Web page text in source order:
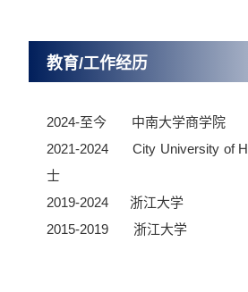
教育/工作经历
2024-至今 中南大学
2021-2024 City University
士
2019-2024 浙江
2015-2019 浙江